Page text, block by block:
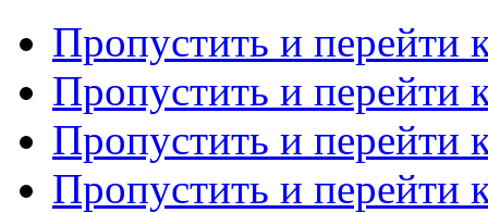
Пропустить и перейти
Пропустить и перейти
Пропустить и перейти
Пропустить и перейти